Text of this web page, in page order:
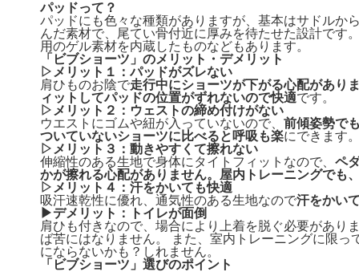
パッドって？
パッドにも色々な種類がありますが、基本はサドルか
んだ素材で、尾てい骨付近に厚みを待たせた設計です
用のゲル素材を内蔵したものなどもあります。
「ビブショーツ」のメリット・デメリット
▷メリット１：パッドがズレない
肩ひものお陰で走行中にショーツが下がる心配があり
ィットしてパッドの位置がずれないので快適です。
▷メリット２：ウェストの締め付けがない
ウエストにゴムや紐が入っていないので、 前傾姿勢で
ついていないショーツに比べると呼吸も楽にできます
▷メリット３：動きやすくて擦れない
伸縮性のある生地で身体にタイトフィットなので、 ペ
かが擦れる心配がありません。屋内トレーニングでも
▷メリット４：汗をかいても快適
吸汗速乾性に優れ、通気性のある生地なので汗をかい
▶デメリット：トイレが面倒
肩ひも付きなので、場合により上着を脱ぐ必要があり
ば苦にはなりません。 また、室内トレーニングに限
にならないかも？しれません。
「ビブショーツ」選びのポイント